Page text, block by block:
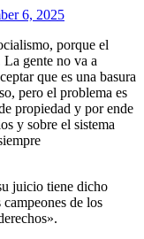
6, 2025
porque el
gente no va a
que es una basura
pero el problema es
propiedad y por ende
y sobre el sistema
juicio tiene dicho
de los